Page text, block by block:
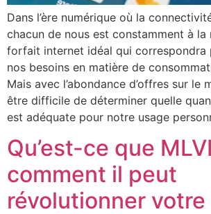
Dans l’ère numérique où la
chacun de nous est constamment à la
forfait internet idéal qui correspondra
nos besoins en matière de
Mais avec l’abondance d’offres sur le
être difficile de déterminer quelle
est adéquate pour notre usage
Qu’est-ce que
comment il peut
révolutionner votre